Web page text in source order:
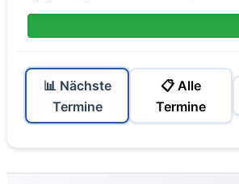
📊 Nächste
Termine
📋 Alle
Termine